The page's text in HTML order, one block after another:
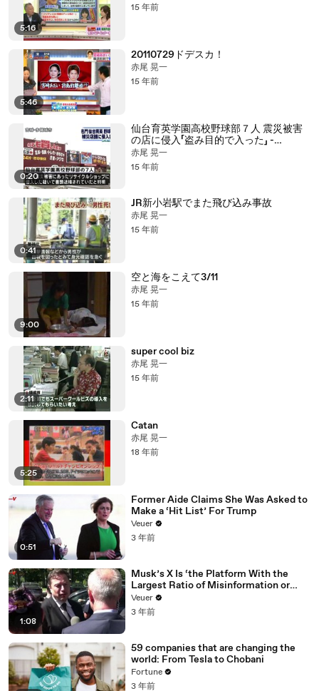
5:16
15 年前
5:46
20110729ドデスカ！
赤尾 晃一
15 年前
0:20
仙台育英学園高校野球部７人 震災被害
の店に侵入「盗み目的で入った」 -
YouTube
赤尾 晃一
15 年前
0:41
JR新小岩駅でまた飛び込み事故
赤尾 晃一
15 年前
9:00
空と海をこえて3/11
赤尾 晃一
15 年前
2:11
super cool biz
赤尾 晃一
15 年前
5:25
Catan
赤尾 晃一
18 年前
0:51
Former Aide Claims She Was Asked to
Make a ‘Hit List’ For Trump
Veuer
3 年前
1:08
Musk’s X Is ‘the Platform With the
Largest Ratio of Misinformation or
Disinformation’ Amongst All Social
Media Platforms
Veuer
3 年前
59 companies that are changing the
world: From Tesla to Chobani
Fortune
3 年前